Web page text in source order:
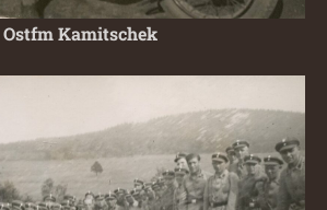
Ostfm Kamitschek